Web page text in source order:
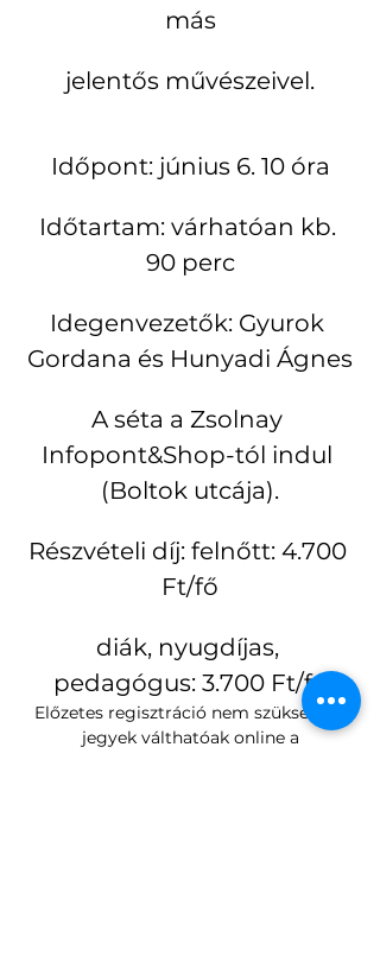
más
jelentős művészeivel.
Időpont: június 6. 10 óra
Időtartam: várhatóan kb.
90 perc
Idegenvezetők: Gyurok
Gordana és Hunyadi Ágnes
A séta a Zsolnay
Infopont&Shop-tól indul
(Boltok utcája).
Részvételi díj: felnőtt: 4.700
Ft/fő
diák, nyugdíjas,
pedagógus: 3.700 Ft/fő
Előzetes regisztráció nem szükséges,
jegyek válthatóak online a